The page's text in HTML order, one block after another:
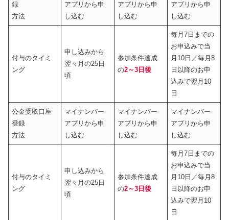
録
方法
アプリから申
し込む
アプリから申
し込む
アプリから申
し込む
付与のタイミ
ング
申し込みから
翌々月の25日
頃
参加条件達成
の2～3日後
毎月7日までの
お申込みで当
月10日／毎月8
日以降のお申
込みで翌月10
日
公金受取口座
登録
方法
マイナンバー
アプリから申
し込む
マイナンバー
アプリから申
し込む
マイナンバー
アプリから申
し込む
付与のタイミ
ング
申し込みから
翌々月の25日
頃
参加条件達成
の2～3日後
毎月7日までの
お申込みで当
月10日／毎月8
日以降のお申
込みで翌月10
日